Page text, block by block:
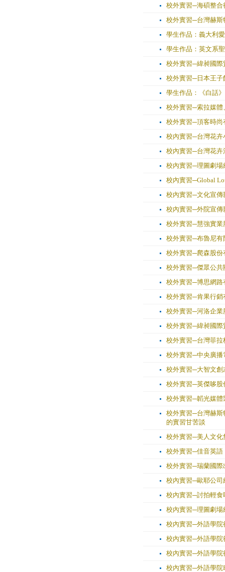
校外實習─海碩整合
校外實習─台灣赫斯
學生作品：義大利
學生作品：英文系
校外實習─緯昶國際
校外實習─日本王子
學生作品：《白話》
校外實習─索拉媒體
校外實習─頂客時尚
校內實習─台灣花卉
校內實習─台灣花卉
校內實習─理圖劇場
校內實習─Global
校內實習─文化宣傳
校內實習─外院宣傳
校外實習─慧強實業
校外實習─布魯尼
校外實習─爬森股份
校外實習─傑眾公共
校外實習─博思網路
校外實習─肯果行銷
校外實習─河洛企業
校外實習─緯昶國際
校外實習─台灣菲拉
校外實習─中央廣播
校外實習─大智文創
校外實習─英傑哆股
校外實習─韜光媒體
校外實習─台灣赫斯
的實習甘苦談
校外實習─美人文化
校外實習─佳音英語
校外實習─瑞蘭國際
校內實習─歐耶公司
校內實習─討拍輕食
校內實習─理圖劇場
校內實習─外語學院
校內實習─外語學院
校內實習─外語學院
校內實習─外語學院